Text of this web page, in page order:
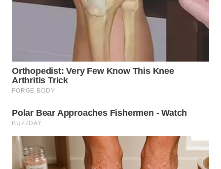
DANAU
TOBA
NIAS
WN
LANGKAT